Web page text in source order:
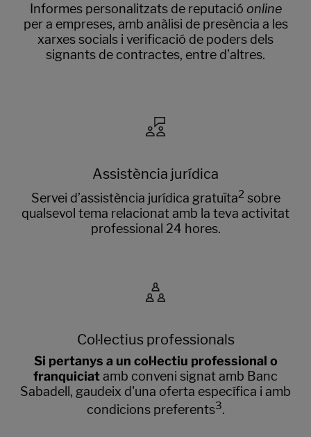
Informes personalitzats de reputació online
per a empreses, amb anàlisi de presència a les
xarxes socials i verificació de poders dels
signants de contractes, entre d’altres.
Assistència jurídica
Servei d’assistència jurídica gratuïta2 sobre
qualsevol tema relacionat amb la teva activitat
professional 24 hores.
Col·lectius professionals
Si pertanys a un col·lectiu professional o
franquiciatamb conveni signat amb Banc
Sabadell, gaudeix d'una oferta específica i amb
condicions preferents3.